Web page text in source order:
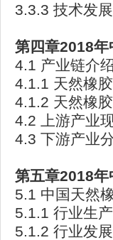
3.3.3 技术发
第四章2018年
4.1 产业链介
4.1.1 天然橡
4.1.2 天然橡
4.2 上游产业
4.3 下游产业
第五章2018年
5.1 中国天然
5.1.1 行业生
5.1.2 行业发